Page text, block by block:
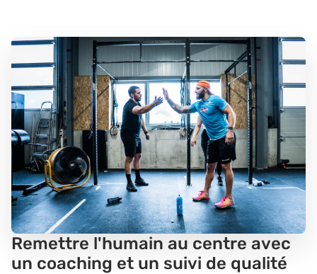
Remettre l'humain au centre avec
un coaching et un suivi de qualité